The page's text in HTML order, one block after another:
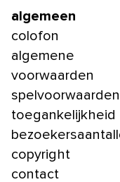
algemeen
colofon
algemene
voorwaarden
spelvoorwaarden
toegankelijkheid
copyright
contact